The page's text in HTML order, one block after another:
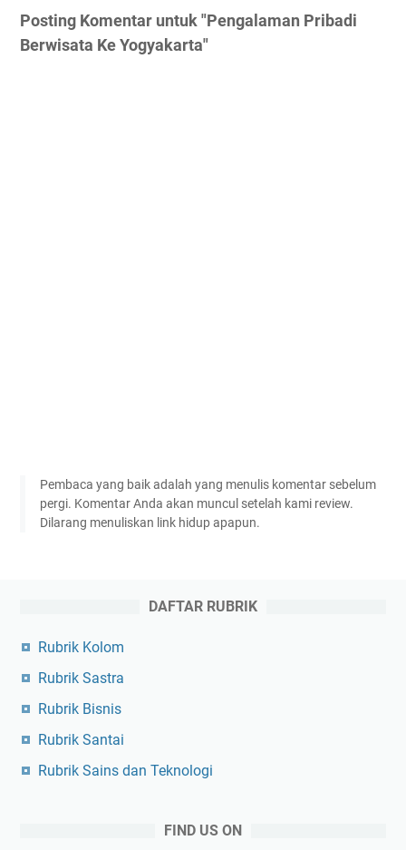
Posting Komentar untuk "Pengalaman Pribadi
Berwisata Ke Yogyakarta"
Pembaca yang baik adalah yang menulis komentar sebelum
pergi. Komentar Anda akan muncul setelah kami review.
Dilarang menuliskan link hidup apapun.
DAFTAR RUBRIK
Rubrik Kolom
Rubrik Sastra
Rubrik Bisnis
Rubrik Santai
Rubrik Sains dan Teknologi
FIND US ON